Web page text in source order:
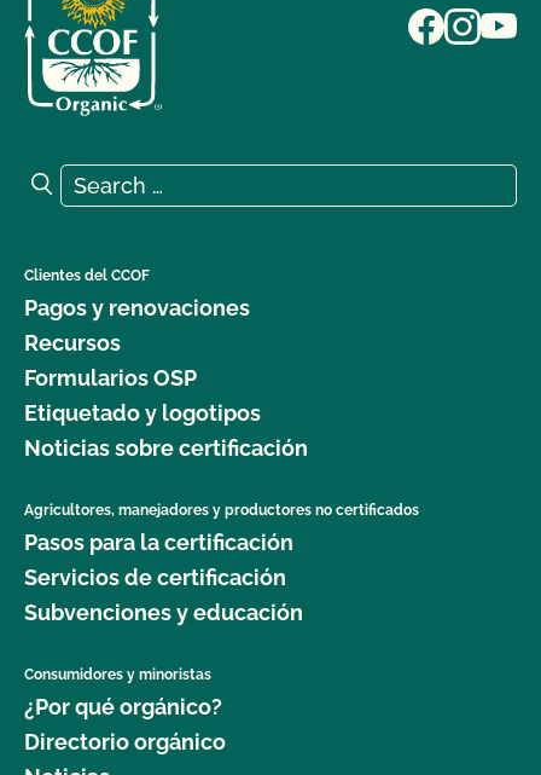
Search for:
Search
Clientes del CCOF
Pagos y renovaciones
Recursos
Formularios OSP
Etiquetado y logotipos
Noticias sobre certificación
Agricultores, manejadores y productores no certificados
Pasos para la certificación
Servicios de certificación
Subvenciones y educación
Consumidores y minoristas
¿Por qué orgánico?
Directorio orgánico